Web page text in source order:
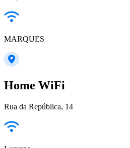
MARQUES
Home WiFi
Rua da República, 14